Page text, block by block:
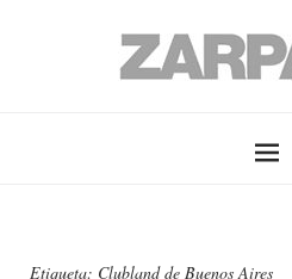
Etiqueta: Clubland de Buenos Aires